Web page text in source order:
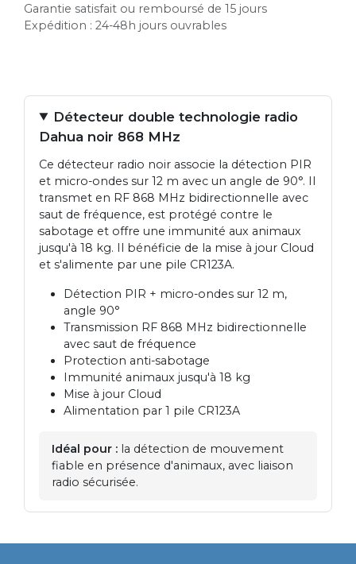
Garantie satisfait ou remboursé de 15 jours
Expédition : 24-48h jours ouvrables
Détecteur double technologie radio
Dahua noir 868 MHz
Ce détecteur radio noir associe la détection PIR
et micro-ondes sur 12 m avec un angle de 90°. Il
transmet en RF 868 MHz bidirectionnelle avec
saut de fréquence, est protégé contre le
sabotage et offre une immunité aux animaux
jusqu'à 18 kg. Il bénéficie de la mise à jour Cloud
et s'alimente par une pile CR123A.
Détection PIR + micro-ondes sur 12 m,
angle 90°
Transmission RF 868 MHz bidirectionnelle
avec saut de fréquence
Protection anti-sabotage
Immunité animaux jusqu'à 18 kg
Mise à jour Cloud
Alimentation par 1 pile CR123A
Idéal pour : la détection de mouvement
fiable en présence d'animaux, avec liaison
radio sécurisée.